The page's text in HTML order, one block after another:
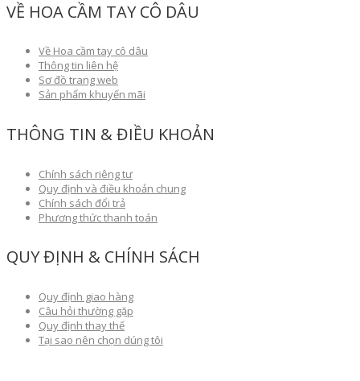
VỀ HOA CẦM TAY CÔ DÂU
Về Hoa cầm tay cô dâu
Thông tin liên hệ
Sơ đồ trang web
Sản phẩm khuyến mãi
THÔNG TIN & ĐIỀU KHOẢN
Chính sách riêng tư
Quy định và điều khoản chung
Chính sách đổi trả
Phương thức thanh toán
QUY ĐỊNH & CHÍNH SÁCH
Quy định giao hàng
Câu hỏi thường gặp
Quy định thay thế
Tại sao nên chọn dúng tôi